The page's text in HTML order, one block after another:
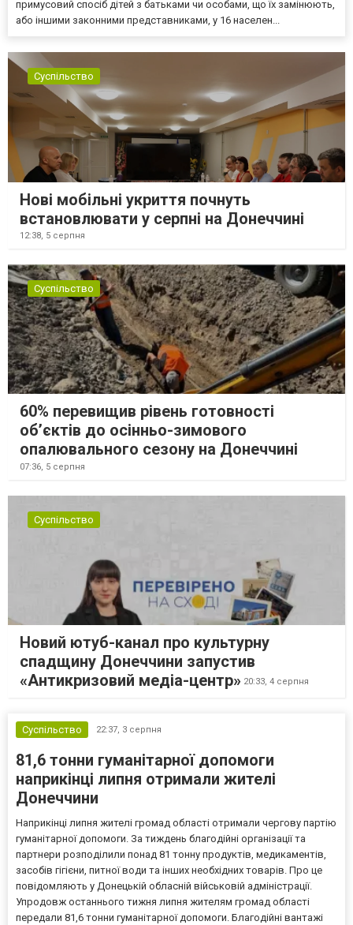
примусовий спосіб дітей з батьками чи особами, що їх замінюють,
або іншими законними представниками, у 16 населен...
Суспільство
Нові мобільні укриття почнуть
встановлювати у серпні на Донеччині
12:38, 5 серпня
Суспільство
60% перевищив рівень готовності
об’єктів до осінньо-зимового
опалювального сезону на Донеччині
07:36, 5 серпня
Суспільство
Новий ютуб-канал про культурну
спадщину Донеччини запустив
«Антикризовий медіа-центр» 20:33, 4 серпня
Суспільство 22:37, 3 серпня
81,6 тонни гуманітарної допомоги
наприкінці липня отримали жителі
Донеччини
Наприкінці липня жителі громад області отримали чергову партію
гуманітарної допомоги. За тиждень благодійні організації та
партнери розподілили понад 81 тонну продуктів, медикаментів,
засобів гігієни, питної води та інших необхідних товарів. Про це
повідомляють у Донецькій обласній військовій адміністрації.
Упродовж останнього тижня липня жителям громад області
передали 81,6 тонни гуманітарної допомоги. Благодійні вантажі